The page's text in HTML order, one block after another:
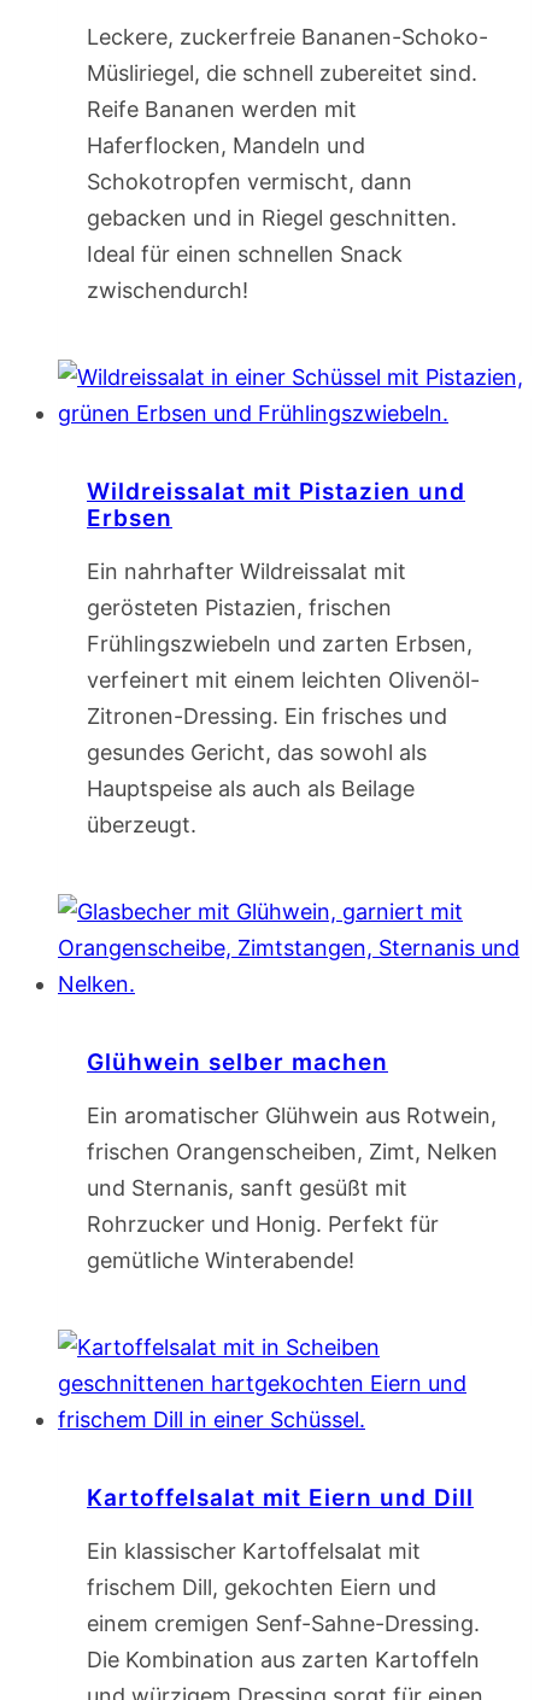
Leckere, zuckerfreie Bananen-Schoko-
Müsliriegel, die schnell zubereitet sind.
Reife Bananen werden mit
Haferflocken, Mandeln und
Schokotropfen vermischt, dann
gebacken und in Riegel geschnitten.
Ideal für einen schnellen Snack
zwischendurch!
Wildreissalat mit Pistazien und
Erbsen
Ein nahrhafter Wildreissalat mit
gerösteten Pistazien, frischen
Frühlingszwiebeln und zarten Erbsen,
verfeinert mit einem leichten Olivenöl-
Zitronen-Dressing. Ein frisches und
gesundes Gericht, das sowohl als
Hauptspeise als auch als Beilage
überzeugt.
Glühwein selber machen
Ein aromatischer Glühwein aus Rotwein,
frischen Orangenscheiben, Zimt, Nelken
und Sternanis, sanft gesüßt mit
Rohrzucker und Honig. Perfekt für
gemütliche Winterabende!
Kartoffelsalat mit Eiern und Dill
Ein klassischer Kartoffelsalat mit
frischem Dill, gekochten Eiern und
einem cremigen Senf-Sahne-Dressing.
Die Kombination aus zarten Kartoffeln